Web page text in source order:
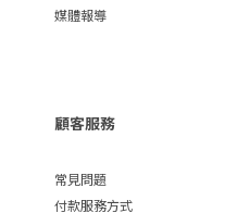
媒體報導
顧客服務
常見問題
付款服務方式